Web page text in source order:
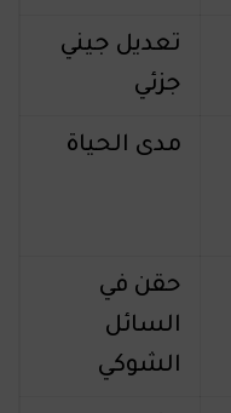
تعديل جيني
جزئي
مدى الحياة
حقن في
السائل
الشوكي